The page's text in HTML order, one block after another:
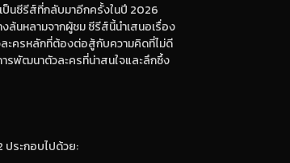
ป็นซีรีส์ที่กลับมาอีกครั้งในปี 2026
นหลามจากผู้ชม ซีรีส์นี้นำเสนอเรื่อง
ละครหลักที่ต้องต่อสู้กับความคิดที่ไม่ดี
ารพัฒนาตัวละครที่น่าสนใจและลึกซึ้ง
ระกอบไปด้วย: